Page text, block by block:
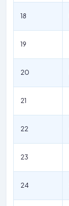
18
19
20
21
22
23
24